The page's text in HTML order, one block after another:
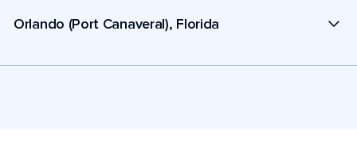
Orlando (Port Canaveral), Florida